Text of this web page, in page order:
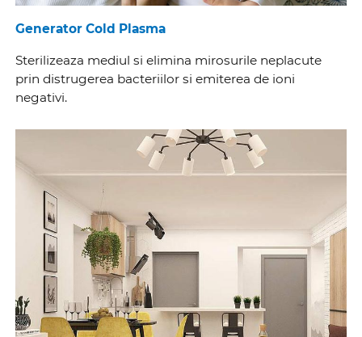
Generator Cold Plasma
Sterilizeaza mediul si elimina mirosurile neplacute
prin distrugerea bacteriilor si emiterea de ioni
negativi.